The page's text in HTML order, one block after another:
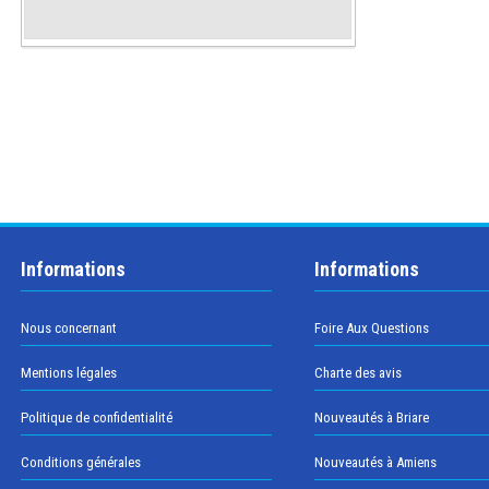
Informations
Nous concernant
Mentions légales
Politique de confidentialité
Conditions générales
Informations
Foire Aux Questions
Charte des avis
Nouveautés à Briare
Nouveautés à Amiens